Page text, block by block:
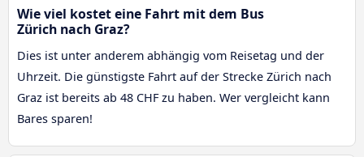
Wie viel kostet eine Fahrt mit dem Bus
Zürich nach Graz?
Dies ist unter anderem abhängig vom Reisetag und der
Uhrzeit. Die günstigste Fahrt auf der Strecke Zürich nach
Graz ist bereits ab 48 CHF zu haben. Wer vergleicht kann
Bares sparen!